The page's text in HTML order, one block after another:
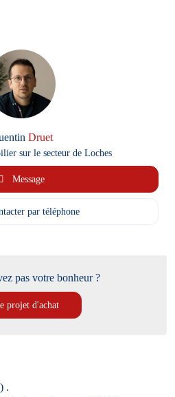
Druet
sur le secteur de Loches
Message
par téléphone
pas votre bonheur ?
projet d'achat
.